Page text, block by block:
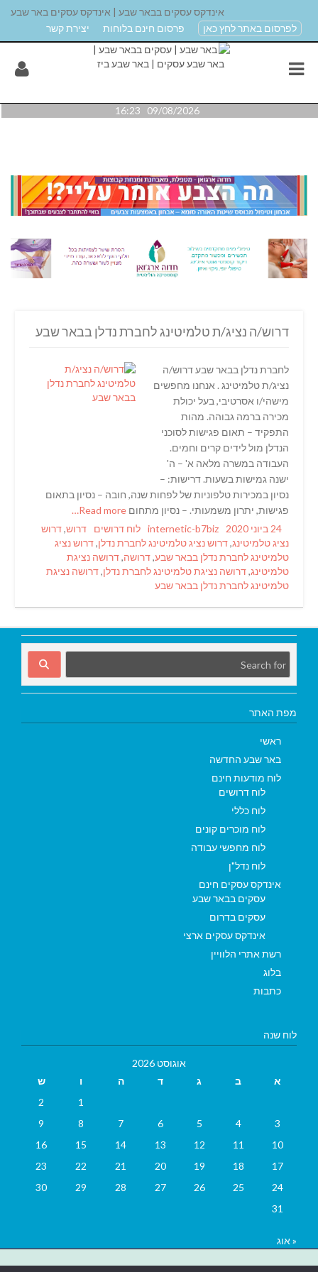
אינדקס עסקים בבאר שבע | אינדקס עסקים באר שבע
לפרסום באתר לחץ כאן
פרסום חינם בלוחות יצירת קשר
09/08/2026 16:23
דרוש/ה נציג/ת טלמיטינג לחברת נדלן בבאר שבע
לחברת נדלן בבאר שבע דרוש/ה
נציג/ת טלמיטינג . אנחנו מחפשים
מישהי/ו אסרטיבי, בעל יכולת
מכירה ברמה גבוהה. מהות
התפקיד – תאום פגישות לסוכני
הנדלן מול לידים קרים וחמים.
העבודה במשרה מלאה א' – ה'
ישנה גמישות בשעות. דרישות: –
נסיון במכירות טלפוניות של לפחות שנה, חובה – נסיון בתאום
פגישות, יתרון משמעותי. – נסיון מתחום
Posted
on
24 ביוני 2020 Author
internetic-b7biz
Categories
לוח דרושים Tags
דרוש,דרוש
נציג טלמיטינג,דרוש נציג טלמיטינג לחברת נדלן,דרוש נציג
טלמיטינג לחברת נדלן בבאר שבע,דרושה,דרושה נציגת
טלמיטינג,דרושה נציגת טלמיטינג לחברת נדלן,דרושה נציגת
טלמיטינג לחברת נדלן בבאר שבע
מפת האתר
ראשי
באר שבע החדשה
לוח מודעות חינם
לוח דרושים
לוח כללי
לוח מוכרים קונים
לוח מחפשי עבודה
לוח נדל"ן
אינדקס עסקים חינם
עסקים בבאר שבע
עסקים בדרום
אינדקס עסקים ארצי
רשת אתרי הלוויין
בלוג
כתבות
לוח שנה
אוגוסט 2026
א
ב ג ד ה ו
ש
1
2
3
4
5
6
7
8
9
10
11
12
13
14
15
16
17
18
19
20
21
22
23
24
25
26
27
28
29
30
31
« אוג